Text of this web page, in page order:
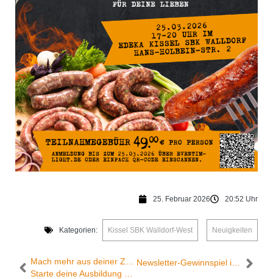
25. Februar 2026 20:52 Uhr
Kategorien: Kissel SBK Walldorf-West Neuigkeiten
Starte deine Ausbildung bei Kissel.
Newsletter-Gewinnspiel im März: Edeka Kissel SBK belohnt die Treue unserer Newsletter-Abonnenten.